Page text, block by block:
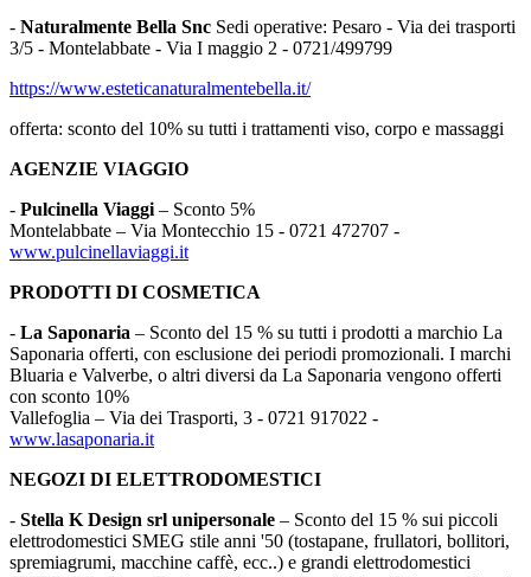
- Naturalmente Bella Snc Sedi operative: Pesaro - Via dei trasporti
3/5 - Montelabbate - Via I maggio 2 - 0721/499799
https://www.esteticanaturalmentebella.it/
offerta: sconto del 10% su tutti i trattamenti viso, corpo e massaggi
AGENZIE VIAGGIO
- Pulcinella Viaggi – Sconto 5%
Montelabbate – Via Montecchio 15 - 0721 472707 -
www.pulcinellaviaggi.it
PRODOTTI DI COSMETICA
- La Saponaria – Sconto del 15 % su tutti i prodotti a marchio La
Saponaria offerti, con esclusione dei periodi promozionali. I marchi
Bluaria e Valverbe, o altri diversi da La Saponaria vengono offerti
con sconto 10%
Vallefoglia – Via dei Trasporti, 3 - 0721 917022 -
www.lasaponaria.it
NEGOZI DI ELETTRODOMESTICI
- Stella K Design srl unipersonale – Sconto del 15 % sui piccoli
elettrodomestici SMEG stile anni '50 (tostapane, frullatori, bollitori,
spremiagrumi, macchine caffè, ecc..) e grandi elettrodomestici